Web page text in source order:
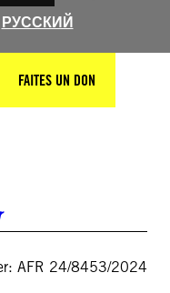
РУССКИЙ
FAITES UN DON
AFR 24/8453/2024